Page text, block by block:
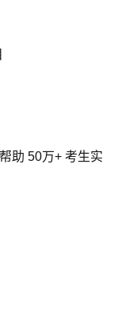
助 50万+ 考生实